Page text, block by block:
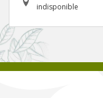
indisponible